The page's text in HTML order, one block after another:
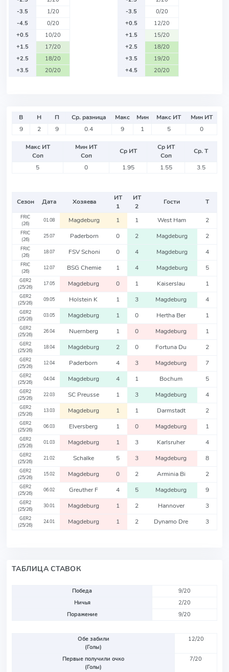
-3.5
1/20
-4.5
0/20
+0.5
10/20
+1.5
17/20
+2.5
18/20
+3.5
20/20
-3.5
0/20
+0.5
12/20
+1.5
15/20
+2.5
18/20
+3.5
19/20
+4.5
20/20
В Н П Ср. разница Макс Мин Макс ИТ
Мин ИТ
9
2 9 0.4 9 1 5 0
Макс ИТ
Соп
Мин ИТ
Соп
Ср ИТ
Ср ИТ
Соп
Ср. Т
5
0 1.95 1.55 3.5
Сезон Дата Хозяева
ИТ
1
ИТ
2
Гости Т
FRIC
(26)
01.08 Magdeburg 1 1 West Ham 2
FRIC
(26)
25.07 Paderborn 0 2 Magdeburg 2
FRIC
(26)
18.07 FSV Schoni 0 4 Magdeburg 4
FRIC
(26)
12.07 BSG Chemie 1 4 Magdeburg 5
GER2
(25/26)
17.05 Magdeburg 0 1 Kaiserslau 1
GER2
(25/26)
09.05 Holstein K 1 3 Magdeburg 4
GER2
(25/26)
03.05 Magdeburg 1 0 Hertha Ber 1
GER2
(25/26)
26.04 Nuernberg 1 0 Magdeburg 1
GER2
(25/26)
18.04 Magdeburg 2 0 Fortuna Du 2
GER2
(25/26)
12.04 Paderborn 4 3 Magdeburg 7
GER2
(25/26)
04.04 Magdeburg 4 1 Bochum 5
GER2
(25/26)
22.03 SC Preusse 1 3 Magdeburg 4
GER2
(25/26)
13.03 Magdeburg 1 1 Darmstadt 2
GER2
(25/26)
06.03 Elversberg 1 0 Magdeburg 1
GER2
(25/26)
01.03 Magdeburg 1 3 Karlsruher 4
GER2
(25/26)
21.02 Schalke 5 3 Magdeburg 8
GER2
(25/26)
15.02 Magdeburg 0 2 Arminia Bi 2
GER2
(25/26)
06.02 Greuther F 4 5 Magdeburg 9
GER2
(25/26)
30.01 Magdeburg 1 2 Hannover 3
GER2
(25/26)
24.01 Magdeburg 1 2 Dynamo Dre 3
ТАБЛИЦА СТАВОК
Победа
9/20
Ничья
2/20
Поражение
9/20
Обе забили
(Голы)
12/20
Первые получили очко
(Голы)
7/20